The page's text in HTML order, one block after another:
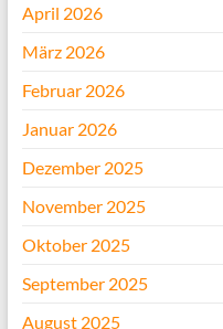
April 2026
März 2026
Februar 2026
Januar 2026
Dezember 2025
November 2025
Oktober 2025
September 2025
August 2025